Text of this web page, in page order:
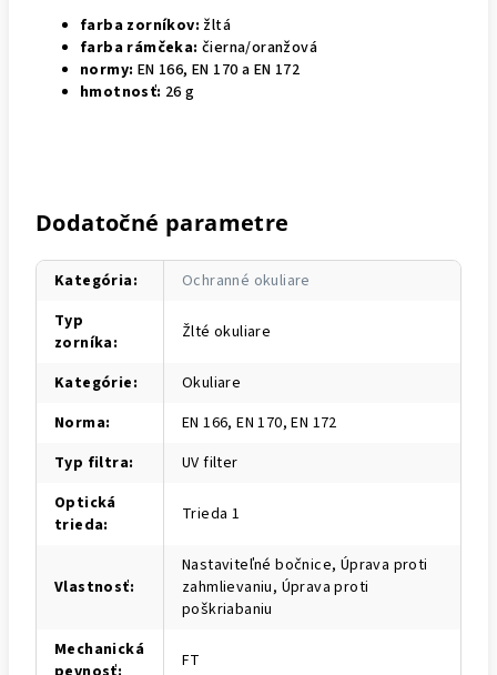
farba zorníkov: žltá
farba rámčeka: čierna/oranžová
normy: EN 166, EN 170 a EN 172
hmotnosť: 26 g
Dodatočné parametre
Kategória:
Ochranné okuliare
Typ
zorníka: Žlté okuliare
Kategórie:
Okuliare
Norma:
EN 166, EN 170, EN 172
Typ filtra:
UV filter
Optická
trieda: Trieda 1
Vlastnosť:
Nastaviteľné bočnice, Úprava proti
zahmlievaniu, Úprava proti
poškriabaniu
Mechanická
FT